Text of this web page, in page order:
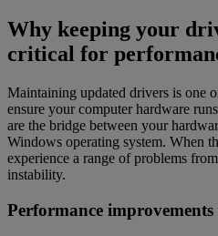
Why keeping your
critical for
Maintaining updated drivers is one
ensure your computer hardware
are the bridge between your
Windows operating system. When
experience a range of problems
instability.
Performance